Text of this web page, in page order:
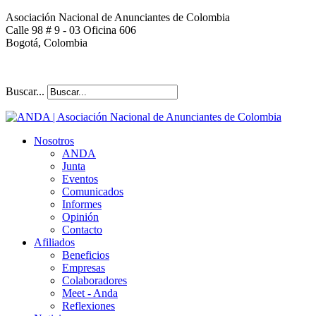
Asociación Nacional de Anunciantes de Colombia
Calle 98 # 9 - 03 Oficina 606
Bogotá, Colombia
Buscar...
Nosotros
ANDA
Junta
Eventos
Comunicados
Informes
Opinión
Contacto
Afiliados
Beneficios
Empresas
Colaboradores
Meet - Anda
Reflexiones